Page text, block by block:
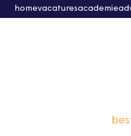
homevacaturesacademie